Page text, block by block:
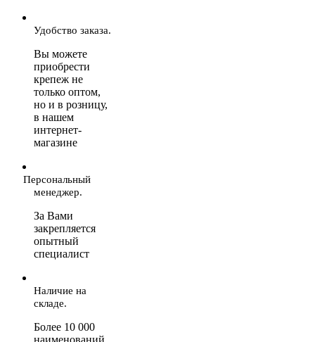
Удобство заказа.
Вы можете
приобрести
крепеж не
только оптом,
но и в розницу,
в нашем
интернет-
магазине
Персональный
менеджер.
За Вами
закрепляется
опытный
специалист
Наличие на
складе.
Более 10 000
наименований